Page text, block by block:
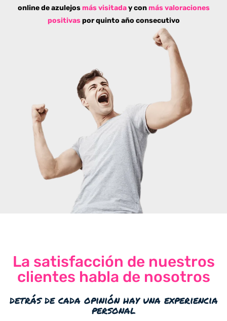
online de azulejos más visitaday conmás valoraciones
positivaspor quinto año consecutivo
La satisfacción de nuestros
clientes habla de nosotros
detrás de cada opinión hay una experiencia
personal